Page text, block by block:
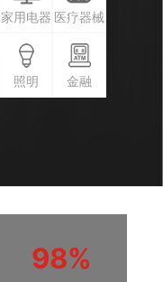
家用电器 医疗器械
照明 金融
98%